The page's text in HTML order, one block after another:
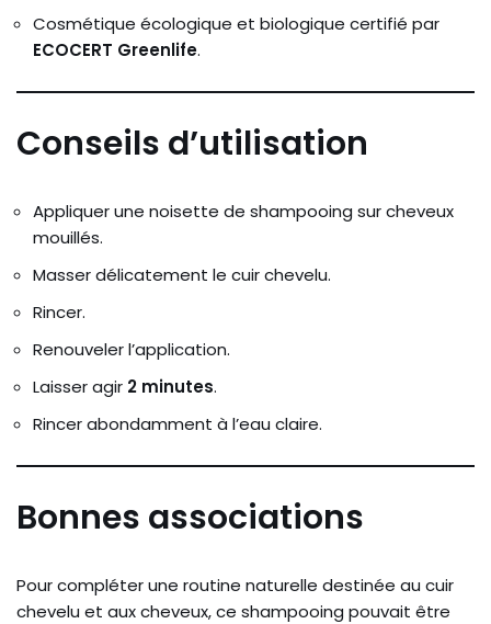
Cosmétique écologique et biologique certifié par
ECOCERT Greenlife.
Conseils d’utilisation
Appliquer une noisette de shampooing sur cheveux
mouillés.
Masser délicatement le cuir chevelu.
Rincer.
Renouveler l’application.
Laisser agir 2 minutes.
Rincer abondamment à l’eau claire.
Bonnes associations
Pour compléter une routine naturelle destinée au cuir
chevelu et aux cheveux, ce shampooing pouvait être